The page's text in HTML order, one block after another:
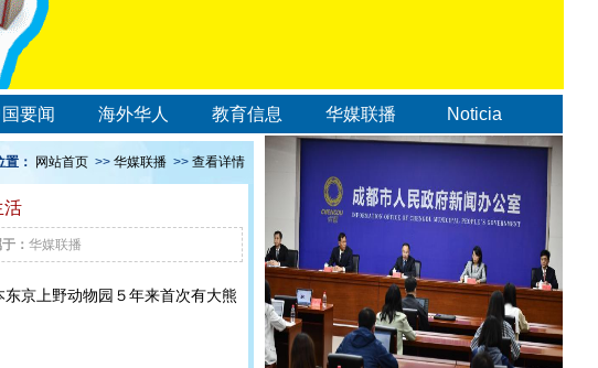
要闻 海外华人 教育信息 华媒联播 Noticia
置： 网站首页 >> 华媒联播 >> 查看详情
活
： 华媒联播
京上野动物园５年来首次有大熊